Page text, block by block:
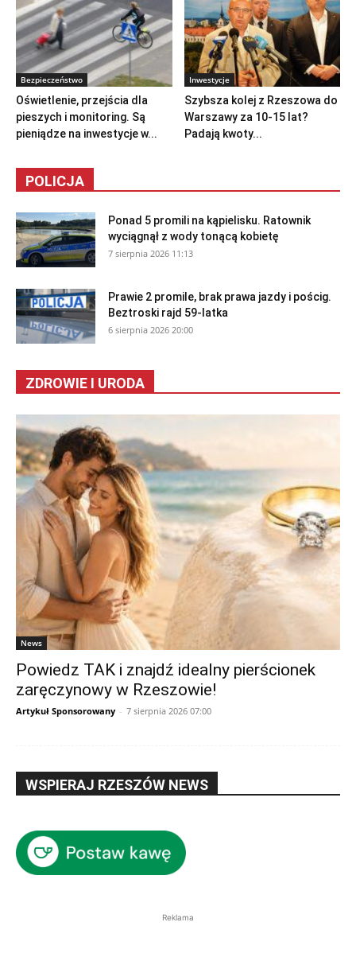
Bezpieczeństwo
Oświetlenie, przejścia dla
pieszych i monitoring. Są
pieniądze na inwestycje w...
Inwestycje
Szybsza kolej z Rzeszowa do
Warszawy za 10-15 lat?
Padają kwoty...
POLICJA
Ponad 5 promili na kąpielisku. Ratownik
wyciągnął z wody tonącą kobietę
7 sierpnia 2026 11:13
Prawie 2 promile, brak prawa jazdy i pościg.
Beztroski rajd 59-latka
6 sierpnia 2026 20:00
ZDROWIE I URODA
News
Powiedz TAK i znajdź idealny pierścionek
zaręczynowy w Rzeszowie!
Artykuł Sponsorowany - 7 sierpnia 2026 07:00
WSPIERAJ RZESZÓW NEWS
Reklama